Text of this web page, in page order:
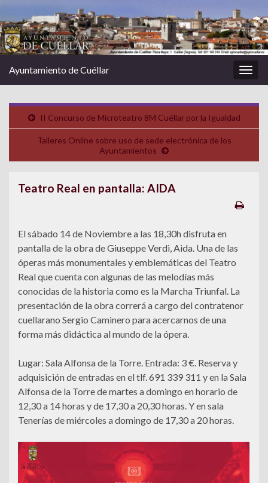
la
Ayuntamiento de Cuéllar
II Concurso de Microteatro 8M Cuéllar por la Igualdad
Talleres Online sobre uso de sede electrónica de los
Ayuntamientos
Teatro Real en pantalla: AIDA
El sábado 14 de Noviembre a las 18,30h disfruta en
pantalla de la obra de Giuseppe Verdi, Aida. Una de las
óperas más monumentales y emblemáticas del Teatro
Real que cuenta con algunas de las melodías más
conocidas de la historia como es la Marcha Triunfal. La
presentación de la obra correrá a cargo del contratenor
cuellarano Sergio Caminero para acercarnos de una
forma más didáctica al mundo de la ópera.
Lugar: Sala Alfonsa de la Torre. Entrada: 3 €. Reserva y
adquisición de entradas en el tlf. 691 339 311 y en la Sala
Alfonsa de la Torre de martes a domingo en horario de
12,30 a 14 horas y de 17,30 a 20,30 horas. Y en sala
Tenerías de miércoles a domingo de 17,30 a 20 horas.